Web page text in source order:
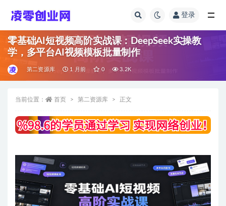
登录
零基础AI短视频高阶实战课：DeepSeek实操教
学，多平台AI视频模板批量制作
第二资源库 1 月前 0 3.2K
当前位置： 首页 第二资源库 正文